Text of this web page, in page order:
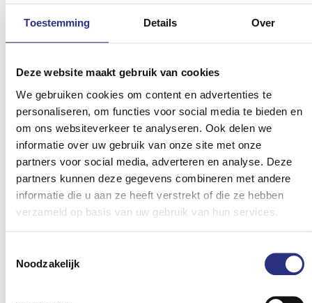
Toestemming Details Over
Deze website maakt gebruik van cookies
We gebruiken cookies om content en advertenties te
personaliseren, om functies voor social media te bieden en
om ons websiteverkeer te analyseren. Ook delen we
informatie over uw gebruik van onze site met onze
partners voor social media, adverteren en analyse. Deze
partners kunnen deze gegevens combineren met andere
informatie die u aan ze heeft verstrekt of die ze hebben
verzameld op basis van uw gebruik van hun services.
Noodzakelijk